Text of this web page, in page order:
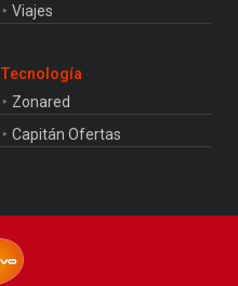
Viajes
Tecnología
Zonared
Capitán Ofertas